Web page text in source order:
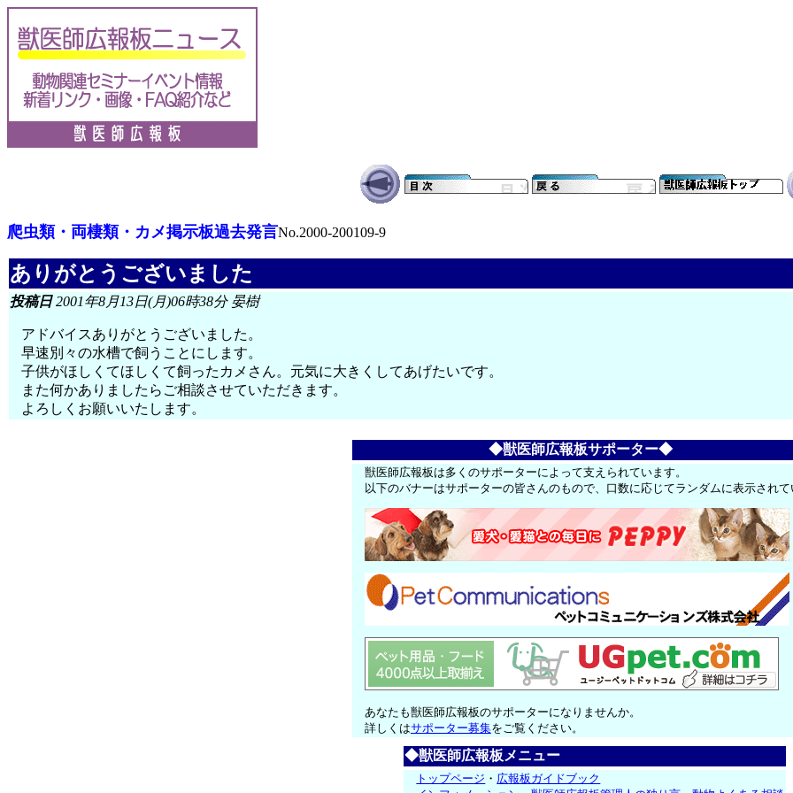
爬虫類・両棲類・カメ掲示板過去発言No.2000-200109-9
ありがとうございました
投稿日2001年8月13日(月)06時38分 晏樹
アドバイスありがとうございました。
早速別々の水槽で飼うことにします。
子供がほしくてほしくて飼ったカメさん。元気に大きくしてあげたいです。
また何かありましたらご相談させていただきます。
よろしくお願いいたします。
◆獣医師広報板サポーター◆
獣医師広報板は多くのサポーターによって支えられています。
以下のバナーはサポーターの皆さんのもので、口数に応じてランダムに表示され
あなたも獣医師広報板のサポーターになりませんか。
詳しくはサポーター募集をご覧ください。
◆獣医師広報板メニュー
トップページ ・ 広報板ガイドブック